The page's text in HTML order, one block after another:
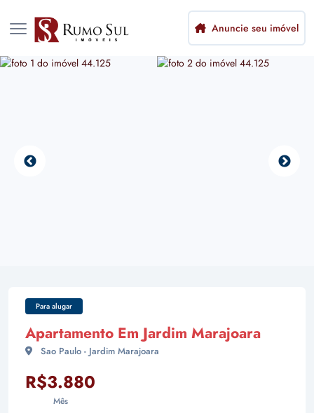
Anuncie seu imóvel
Para alugar
Apartamento Em Jardim Marajoara
Sao Paulo - Jardim Marajoara
R$3.880
Mês